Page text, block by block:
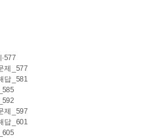
제 _577
답 _581
제 _597
답 _601